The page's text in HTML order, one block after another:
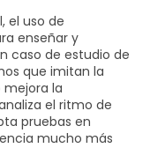
, el uso de
enseñar y
caso de estudio de
que imitan la
mejora la
el ritmo de
pruebas en
mucho más